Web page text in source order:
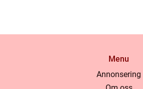
Menu
Annonsering